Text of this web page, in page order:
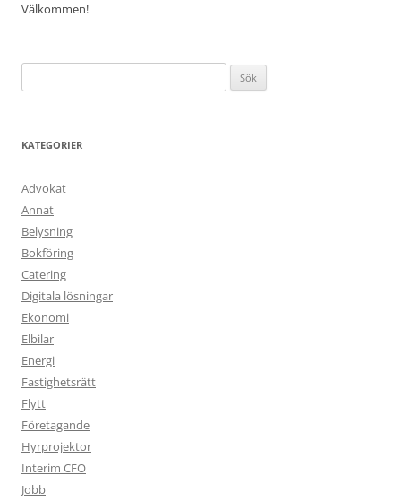
Välkommen!
efter:
KATEGORIER
Advokat
Annat
Belysning
Bokföring
Catering
Digitala lösningar
Ekonomi
Elbilar
Energi
Fastighetsrätt
Flytt
Företagande
Hyrprojektor
Interim CFO
Jobb